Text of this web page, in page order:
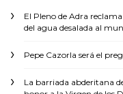
El Pleno de Adra
del agua desalada al
Pepe Cazorla será el
La barriada abderitana